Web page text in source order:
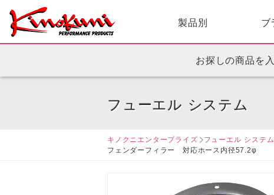
製品別 ブ
お探しの商品を
フューエル システム
キノクニエンタープライズ フューエル システム
フェンダーフィラー 対応ホース内径57.2φ